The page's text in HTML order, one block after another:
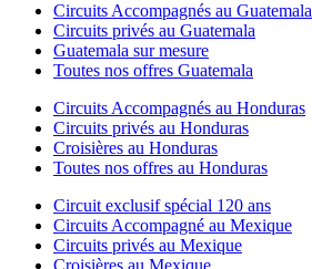
Circuits Accompagnés au Guatemala
Circuits privés au Guatemala
Guatemala sur mesure
Toutes nos offres Guatemala
Circuits Accompagnés au Honduras
Circuits privés au Honduras
Croisières au Honduras
Toutes nos offres au Honduras
Circuit exclusif spécial 120 ans
Circuits Accompagné au Mexique
Circuits privés au Mexique
Croisières au Mexique